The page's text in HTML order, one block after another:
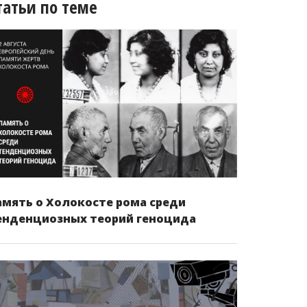
по теме
о Холокосте рома среди
теорий геноцида